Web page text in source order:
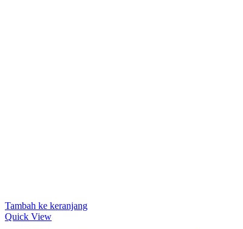
Tambah ke keranjang
Quick View